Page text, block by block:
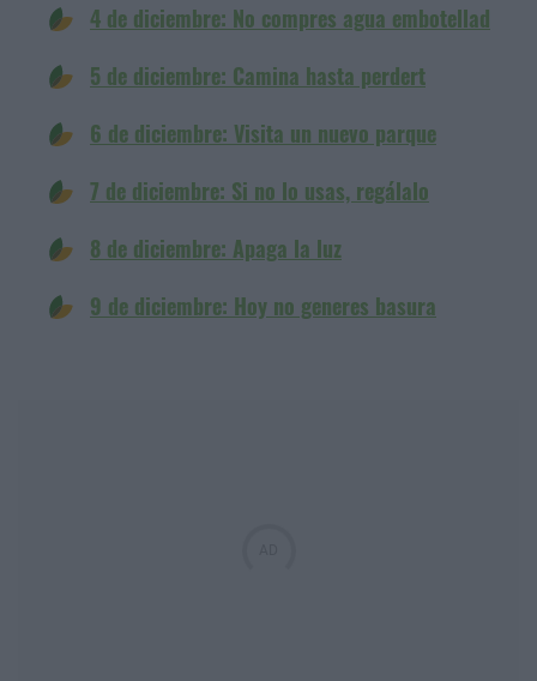
4 de diciembre: No compres agua embotellad
5 de diciembre: Camina hasta perdert
6 de diciembre: Visita un nuevo parque
7 de diciembre: Si no lo usas, regálalo
8 de diciembre: Apaga la luz
9 de diciembre: Hoy no generes basura